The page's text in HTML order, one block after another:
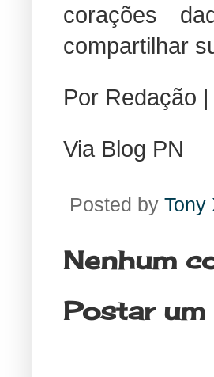
corações
compartilhar
Por Redação
Via Blog PN
Posted by Tony
Nenhum
Postar